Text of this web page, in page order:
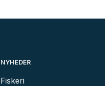
NYHEDER
Fiskeri